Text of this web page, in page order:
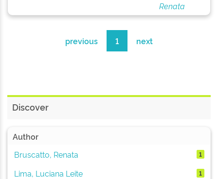
Renata
previous 1 next
Discover
Author
Bruscatto, Renata
1
Lima, Luciana Leite 1